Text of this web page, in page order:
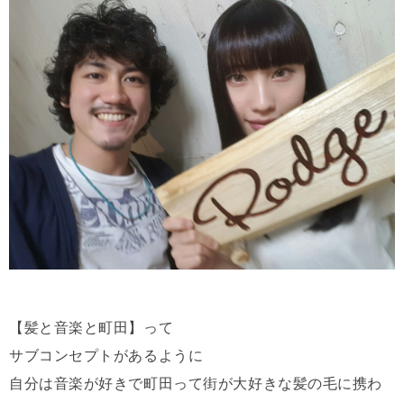
【髪と音楽と町田】って
サブコンセプトがあるように
自分は音楽が好きで町田って街が大好きな髪の毛に携わ